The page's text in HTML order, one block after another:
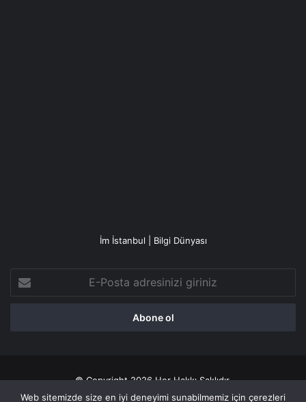
İm İstanbul | Bilgi Dünyası
Posta
adresinizi
© Copyright 2026 Her Hakkı Saklıdır.
Web sitemizde size en iyi deneyimi sunabilmemiz için çerezleri